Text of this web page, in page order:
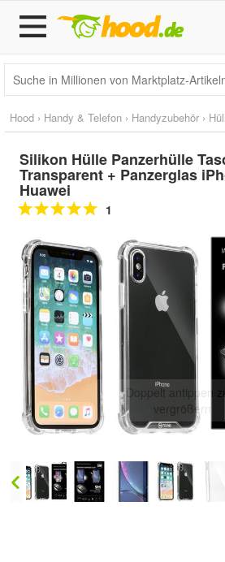
Hood › Handy & Telefon › Handyzubehör ›
Silikon Hülle Panzerhülle
Transparent + Panzerglas
Huawei
1
Doppelt antippen
vergrößern